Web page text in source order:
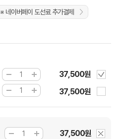
※ 네이버페이 도선료 추가결제
37,500원
37,500원
37,500원